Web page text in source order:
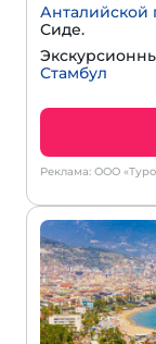
Анталийской
Сиде.
Стамбул
Реклама: ООО